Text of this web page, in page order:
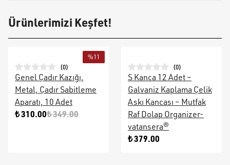
Ürünlerimizi Keşfet!
%11
(0)
Genel Çadır Kazığı,
Metal, Çadır Sabitleme
Aparatı, 10 Adet
₺ 310.00₺ 349.00
(0)
S Kanca 12 Adet –
Galvaniz Kaplama Çelik
Askı Kancası – Mutfak
Raf Dolap Organizer-
vatansera®
₺ 379.00